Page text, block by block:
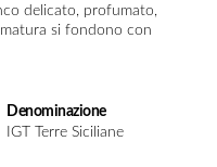
delicato, profumato,
si fondono con
Denominazione
IGT Terre Siciliane